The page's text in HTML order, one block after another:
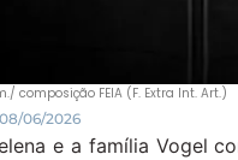
composição FEIA (F. Extra Int. Art.)
08/06/2026
e a família Vogel